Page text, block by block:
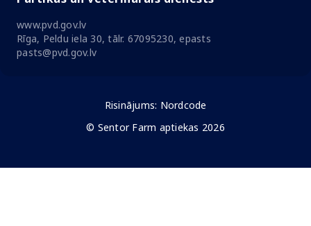
www.pvd.gov.lv
Rīga, Peldu iela 30, tālr. 67095230, epasts
pasts@pvd.gov.lv
Risinājums: Nordcode
© Sentor Farm aptiekas 2026